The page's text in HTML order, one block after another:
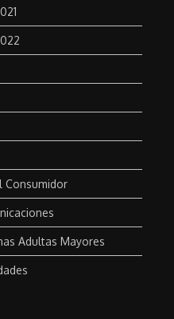
Consumidor
Adultas Mayores